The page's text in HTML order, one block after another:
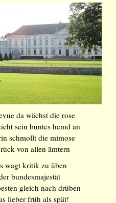
da wächst die rose
sein buntes hemd an
schmollt die mimose
von allen ämtern
wagt kritik zu üben
bundesmajestät
gleich nach drüben
lieber früh als spät!